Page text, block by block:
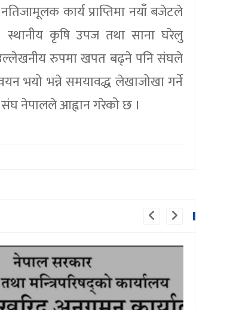
कार्य प्राप्तिमा नयाँ बजेटले
कृषि उपज तथा साना घरेलु
उल्लेखनीय रुपमा खपत बढ्ने पनि संघले
भयो भन्ने समयावद्ध लेखाजोखा गर्ने
संघ नेपालले आह्वान गरेको छ ।